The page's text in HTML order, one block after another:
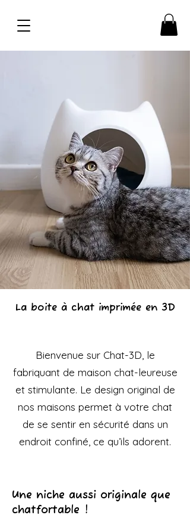
La boite à chat imprimée en 3D
Bienvenue sur Chat-3D, le
fabriquant de maison chat-leureuse
et stimulante. Le design original de
nos maisons permet à votre chat
de se sentir en sécurité dans un
endroit confiné, ce qu’ils adorent.
Une niche aussi originale que
chatfortable !